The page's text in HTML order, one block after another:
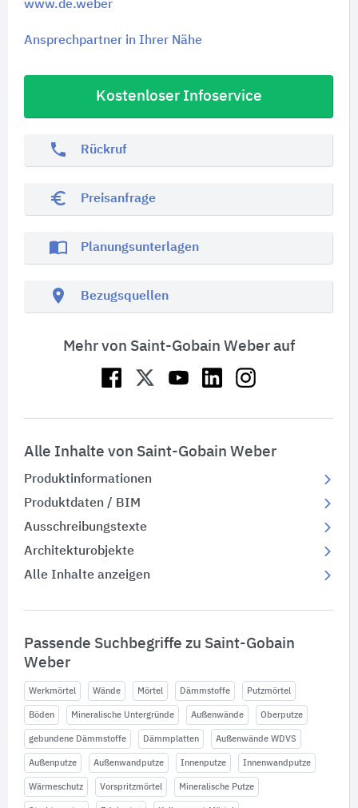
www.de.weber
Ansprechpartner in Ihrer Nähe
Kostenloser Infoservice
phone Rückruf
euro_symbol Preisanfrage
import_contacts Planungsunterlagen
location_on Bezugsquellen
Mehr von Saint-Gobain Weber auf
Alle Inhalte von Saint-Gobain Weber
Produktinformationen
Produktdaten / BIM
Ausschreibungstexte
Architekturobjekte
Alle Inhalte anzeigen
Passende Suchbegriffe zu Saint-Gobain
Weber
Werkmörtel Wände Mörtel Dämmstoffe Putzmörtel
Böden Mineralische Untergründe Außenwände Oberputze
gebundene Dämmstoffe Dämmplatten Außenwände WDVS
Außenputze Außenwandputze Innenputze Innenwandputze
Wärmeschutz Vorspritzmörtel Mineralische Putze